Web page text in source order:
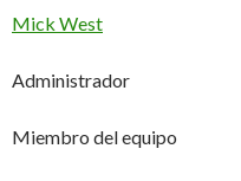
Mick West
Administrador
Miembro del equipo